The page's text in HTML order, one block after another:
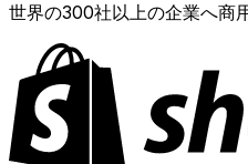
世界の300社以上の企業へ商